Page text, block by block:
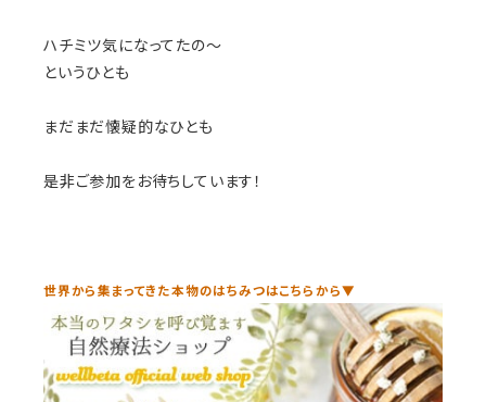
ハチミツ気になってたの～
というひとも
まだまだ懐疑的なひとも
是非ご参加をお待ちしています！
世界から集まってきた本物のはちみつはこちらから▼